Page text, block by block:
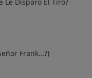
Frank…?)